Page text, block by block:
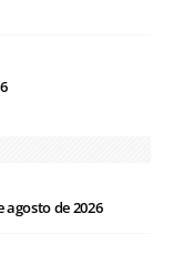
de 2026